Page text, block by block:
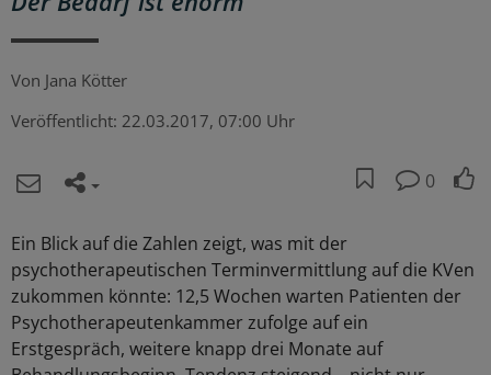
Von Jana Kötter
Veröffentlicht: 22.03.2017, 07:00 Uhr
0
Ein Blick auf die Zahlen zeigt, was mit der
psychotherapeutischen Terminvermittlung auf die KVen
zukommen könnte: 12,5 Wochen warten Patienten der
Psychotherapeutenkammer zufolge auf ein
Erstgespräch, weitere knapp drei Monate auf